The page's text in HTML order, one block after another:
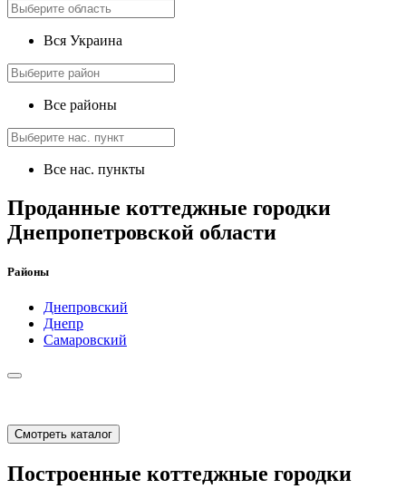
Вся Украина
Все районы
Все нас. пункты
Проданные коттеджные городки
Днепропетровской области
Районы
Днепровский
Днепр
Самаровский
Смотреть каталог
Построенные коттеджные городки